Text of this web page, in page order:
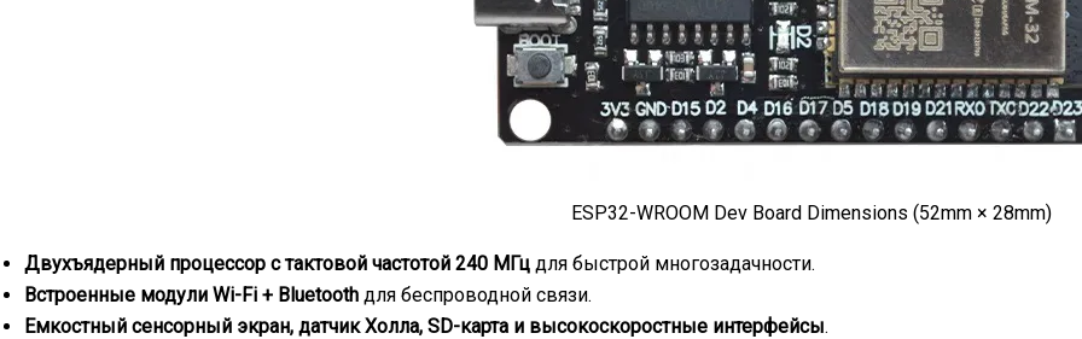
ESP32-WROOM Dev Board Dimensions (52mm × 28mm)
Двухъядерный процессор с тактовой частотой 240 МГц для быстрой многозадачности.
Встроенные модули Wi-Fi + Bluetooth для беспроводной связи.
Емкостный сенсорный экран, датчик Холла, SD-карта и высокоскоростные интерфейсы.